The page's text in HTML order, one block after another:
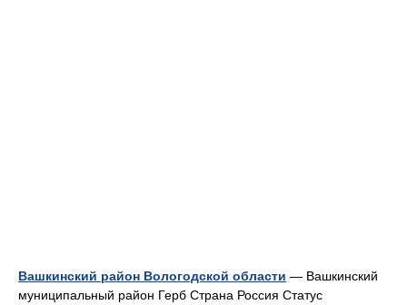
Вашкинский район Вологодской области — Вашкинский
муниципальный район Герб Страна Россия Статус